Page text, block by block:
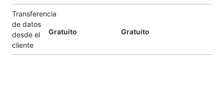
Transferencia
de datos
desde el
cliente
Gratuito Gratuito